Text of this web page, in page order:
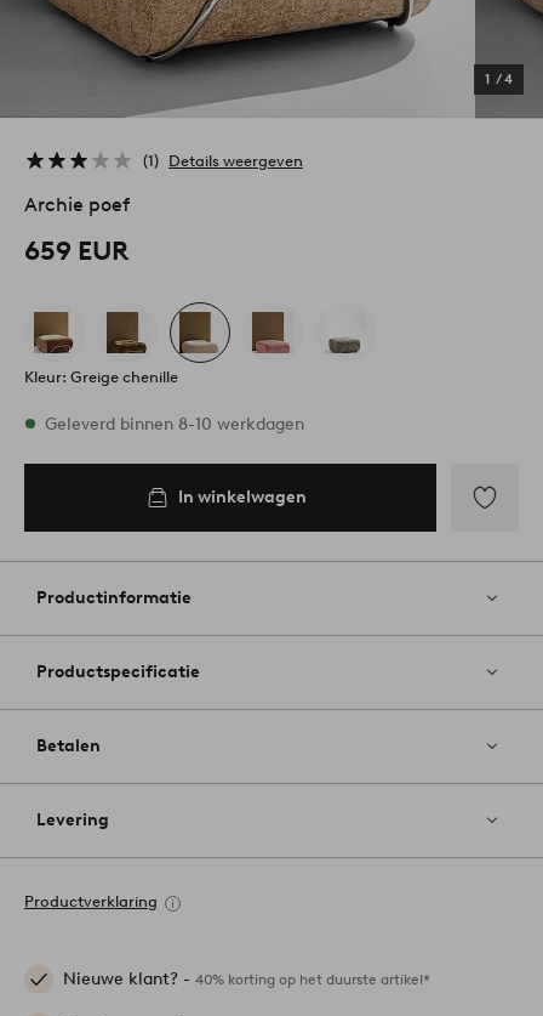
1 /4
1 Details weergeven
Archie poef
659 EUR
Kleur: Greige chenille
Op voorraad
Geleverd binnen 8-10 werkdagen
In winkelwagen
aan
Productinformatie
Productspecificatie
Betalen
Levering
Productverklaring
Nieuwe klant? - 40% korting op het duurste artikel*